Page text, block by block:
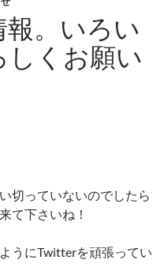
。いろい
しくお願い
切っていないのでしたら
て下さいね！
うにTwitterを頑張ってい